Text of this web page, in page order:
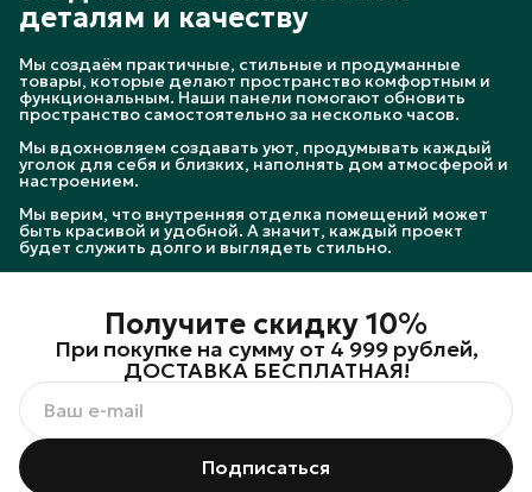
деталям и качеству
Мы создаём практичные, стильные и продуманные
товары, которые делают пространство комфортным и
функциональным. Наши панели помогают обновить
пространство самостоятельно за несколько часов.
Мы вдохновляем создавать уют, продумывать каждый
уголок для себя и близких, наполнять дом атмосферой и
настроением.
Мы верим, что внутренняя отделка помещений может
быть красивой и удобной. А значит, каждый проект
будет служить долго и выглядеть стильно.
Получите скидку 10%
При покупке на сумму от 4 999 рублей,
ДОСТАВКА БЕСПЛАТНАЯ!
Подписаться